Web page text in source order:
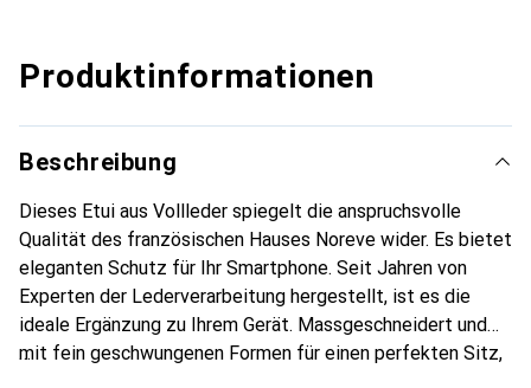
Produktinformationen
Beschreibung
Dieses Etui aus Vollleder spiegelt die anspruchsvolle
Qualität des französischen Hauses Noreve wider. Es bietet
eleganten Schutz für Ihr Smartphone. Seit Jahren von
Experten der Lederverarbeitung hergestellt, ist es die
ideale Ergänzung zu Ihrem Gerät. Massgeschneidert und
mit fein geschwungenen Formen für einen perfekten Sitz,